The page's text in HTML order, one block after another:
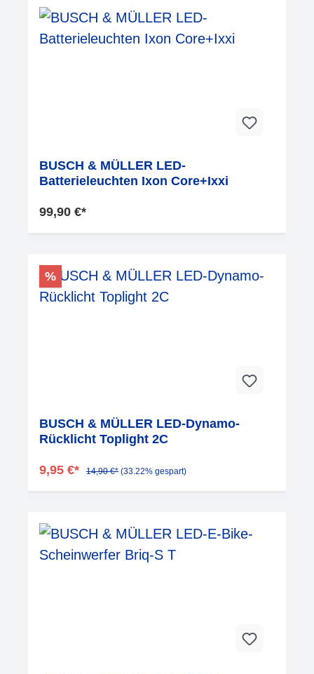
BUSCH & MÜLLER LED-
Batterieleuchten Ixon Core+Ixxi
99,90 €*
%
BUSCH & MÜLLER LED-Dynamo-
Rücklicht Toplight 2C
9,95 €* 14,90 €* (33.22% gespart)